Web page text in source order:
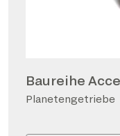
Baureihe
Planetengetriebe